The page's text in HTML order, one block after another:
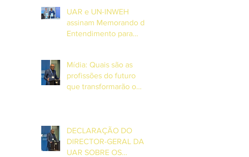
UAR e UN-INWEH
assinam Memorando de
Entendimento para
Global de Media em
Dakar
Mídia: Quais são as
profissões do futuro
que transformarão o
UAR, Grégoire Ndjaka
DECLARAÇÃO DO
DIRECTOR-GERAL DA
UAR SOBRE OS